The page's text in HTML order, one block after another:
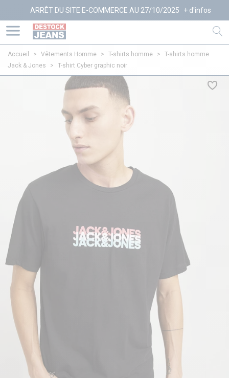
DU SITE E-COMMERCE AU 27/10/2025 + d'infos
Accueil > Vêtements Homme > T-shirts homme >
T-shirts homme
Jack & Jones
> T-shirt Cyber graphic noir